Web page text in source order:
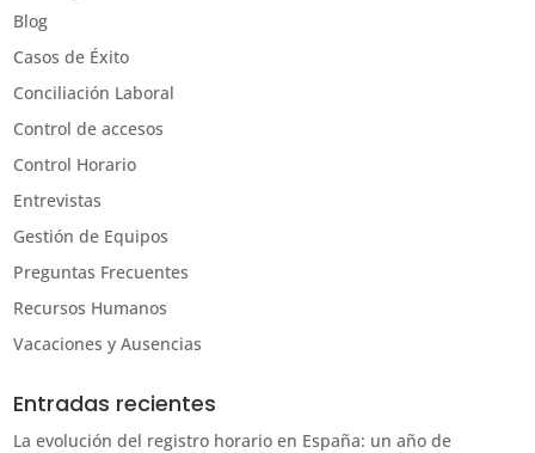
Blog
Casos de Éxito
Conciliación Laboral
Control de accesos
Control Horario
Entrevistas
Gestión de Equipos
Preguntas Frecuentes
Recursos Humanos
Vacaciones y Ausencias
Entradas recientes
La evolución del registro horario en España: un año de